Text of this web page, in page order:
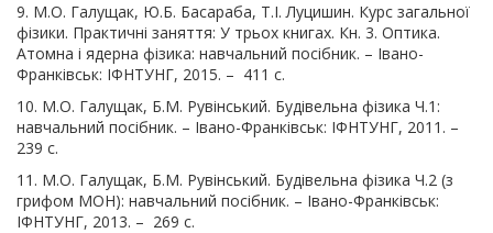
9. М.О. Галущак, Ю.Б. Басараба, Т.І. Луцишин. Курс загальної
фізики. Практичні заняття: У трьох книгах. Кн. 3. Оптика.
Атомна і ядерна фізика: навчальний посібник. – Івано-
Франківськ: ІФНТУНГ, 2015. – 411 с.
10. М.О. Галущак, Б.М. Рувінський. Будівельна фізика Ч.1:
навчальний посібник. – Івано-Франківськ: ІФНТУНГ, 2011. –
239 с.
11. М.О. Галущак, Б.М. Рувінський. Будівельна фізика Ч.2 (з
грифом МОН): навчальний посібник. – Івано-Франківськ:
ІФНТУНГ, 2013. – 269 с.